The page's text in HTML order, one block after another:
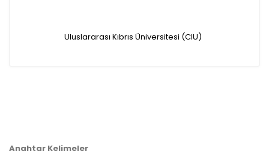
Uluslararası Kıbrıs Üniversitesi (CIU)
Anahtar Kelimeler